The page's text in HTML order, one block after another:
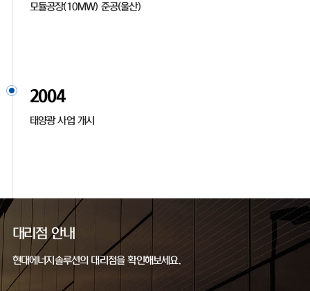
모듈공장(10MW) 준공(울산)
2004
태양광 사업 개시
대리점 안내
현대에너지솔루션의 대리점을 확인해보세요.